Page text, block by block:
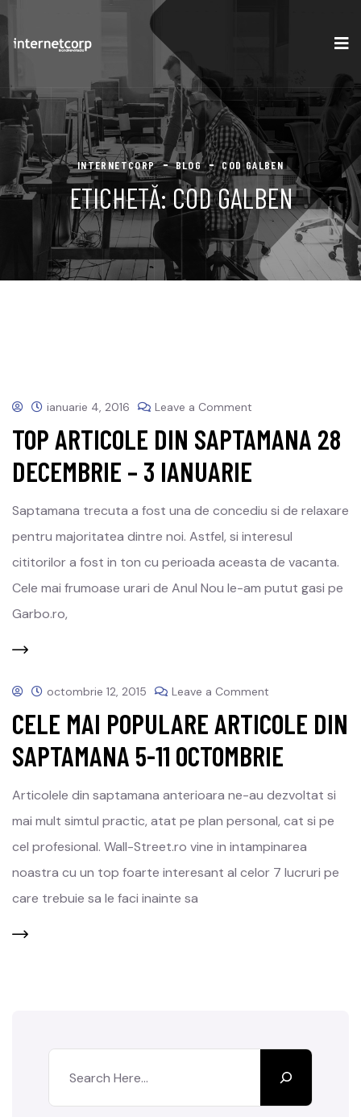
INTERNETCORP BLOG COD GALBEN
ETICHETĂ:COD GALBEN
ianuarie 4, 2016 Leave a Comment
TOP ARTICOLE DIN SAPTAMANA 28
DECEMBRIE – 3 IANUARIE
Saptamana trecuta a fost una de concediu si de relaxare
pentru majoritatea dintre noi. Astfel, si interesul
cititorilor a fost in ton cu perioada aceasta de vacanta.
Cele mai frumoase urari de Anul Nou le-am putut gasi pe
Garbo.ro,
octombrie 12, 2015 Leave a Comment
CELE MAI POPULARE ARTICOLE DIN
SAPTAMANA 5-11 OCTOMBRIE
Articolele din saptamana anterioara ne-au dezvoltat si
mai mult simtul practic, atat pe plan personal, cat si pe
cel profesional. Wall-Street.ro vine in intampinarea
noastra cu un top foarte interesant al celor 7 lucruri pe
care trebuie sa le faci inainte sa